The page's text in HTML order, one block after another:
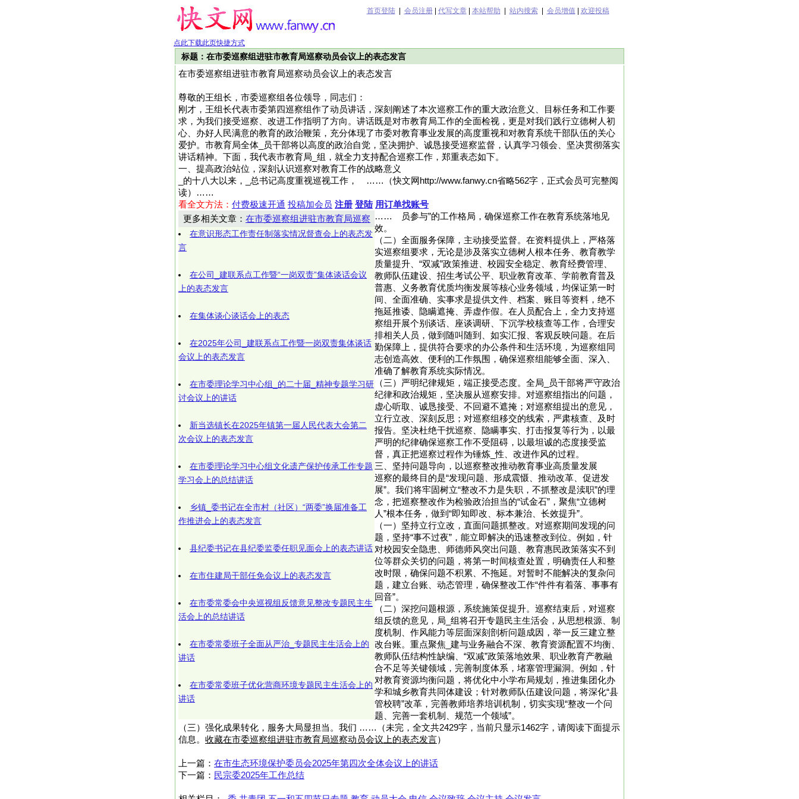
首页登陆| 会员注册| 代写文章| 本站帮助 站内搜索| 会员增值 欢迎投稿
点此下载此页快捷方式
标题：在市委巡察组进驻市教育局巡察动员会议上的表态发言
在市委巡察组进驻市教育局巡察动员会议上的表态发言
尊敬的王组长，市委巡察组各位领导，同志们：
刚才，王组长代表市委第四巡察组作了动员讲话，深刻阐述了本次巡察工作的重大政治意义、目标任务和工作要
求，为我们接受巡察、改进工作指明了方向。讲话既是对市教育局工作的全面检视，更是对我们践行立德树人初
心、办好人民满意的教育的政治鞭策，充分体现了市委对教育事业发展的高度重视和对教育系统干部队伍的关心
爱护。市教育局全体_员干部将以高度的政治自觉，坚决拥护、诚恳接受巡察监督，认真学习领会、坚决贯彻落实
讲话精神。下面，我代表市教育局_组，就全力支持配合巡察工作，郑重表态如下。
一、提高政治站位，深刻认识巡察对教育工作的战略意义
_的十八大以来，_总书记高度重视巡视工作， ……（快文网http://www.fanwy.cn省略562字，正式会员可完整阅
读）……
看全文方法： 付费极速开通 投稿加会员 注册 登陆 用订单找账号
……
更多相关文章： 在市委巡察组进驻市教育局巡察
在意识形态工作责任制落实情况督查会上的表态发
言
在公司_建联系点工作暨“一岗双责”集体谈话会议
上的表态发言
在集体谈心谈话会上的表态
在2025年公司_建联系点工作暨一岗双责集体谈话
会议上的表态发言
在市委理论学习中心组_的二十届_精神专题学习研
讨会议上的讲话
新当选镇长在2025年镇第一届人民代表大会第二
次会议上的表态发言
在市委理论学习中心组文化遗产保护传承工作专题
学习会上的总结讲话
乡镇_委书记在全市村（社区）“两委”换届准备工
作推进会上的表态发言
县纪委书记在县纪委监委任职见面会上的表态讲话
在市住建局干部任免会议上的表态发言
在市委常委会中央巡视组反馈意见整改专题民主生
活会上的总结讲话
在市委常委班子全面从严治_专题民主生活会上的
讲话
在市委常委班子优化营商环境专题民主生活会上的
讲话​
员参与”的工作格局，确保巡察工作在教育系统落地见
效。
（二）全面服务保障，主动接受监督。在资料提供上，严格落
实巡察组要求，无论是涉及落实立德树人根本任务、教育教学
质量提升、“双减”政策推进、校园安全稳定、教育经费管理、
教师队伍建设、招生考试公平、职业教育改革、学前教育普及
普惠、义务教育优质均衡发展等核心业务领域，均保证第一时
间、全面准确、实事求是提供文件、档案、账目等资料，绝不
拖延推诿、隐瞒遮掩、弄虚作假。在人员配合上，全力支持巡
察组开展个别谈话、座谈调研、下沉学校核查等工作，合理安
排相关人员，做到随叫随到、如实汇报、客观反映问题。在后
勤保障上，提供符合要求的办公条件和生活环境，为巡察组同
志创造高效、便利的工作氛围，确保巡察组能够全面、深入、
准确了解教育系统实际情况。
（三）严明纪律规矩，端正接受态度。全局_员干部将严守政治
纪律和政治规矩，坚决服从巡察安排。对巡察组指出的问题，
虚心听取、诚恳接受、不回避不遮掩；对巡察组提出的意见，
立行立改、深刻反思；对巡察组移交的线索，严肃核查、及时
报告。坚决杜绝干扰巡察、隐瞒事实、打击报复等行为，以最
严明的纪律确保巡察工作不受阻碍，以最坦诚的态度接受监
督，真正把巡察过程作为锤炼_性、改进作风的过程。
三、坚持问题导向，以巡察整改推动教育事业高质量发展
巡察的最终目的是“发现问题、形成震慑、推动改革、促进发
展”。我们将牢固树立“整改不力是失职，不抓整改是渎职”的理
念，把巡察整改作为检验政治担当的“试金石”，聚焦“立德树
人”根本任务，做到“即知即改、标本兼治、长效提升”。
（一）坚持立行立改，直面问题抓整改。对巡察期间发现的问
题，坚持“事不过夜”，能立即解决的迅速整改到位。例如，针
对校园安全隐患、师德师风突出问题、教育惠民政策落实不到
位等群众关切的问题，将第一时间核查处置，明确责任人和整
改时限，确保问题不积累、不拖延。对暂时不能解决的复杂问
题，建立台账、动态管理，确保整改工作“件件有着落、事事有
回音”。
（二）深挖问题根源，系统施策促提升。巡察结束后，对巡察
组反馈的意见，局_组将召开专题民主生活会，从思想根源、制
度机制、作风能力等层面深刻剖析问题成因，举一反三建立整
改台账。重点聚焦_建与业务融合不深、教育资源配置不均衡、
教师队伍结构性缺编、“双减”政策落地效果、职业教育产教融
合不足等关键领域，完善制度体系，堵塞管理漏洞。例如，针
对教育资源均衡问题，将优化中小学布局规划，推进集团化办
学和城乡教育共同体建设；针对教师队伍建设问题，将深化“县
管校聘”改革，完善教师培养培训机制，切实实现“整改一个问
题、完善一套机制、规范一个领域”。
（三）强化成果转化，服务大局显担当。我们 ……（未完，全文共2429字，当前只显示1462字，请阅读下面提示
信息。 收藏在市委巡察组进驻市教育局巡察动员会议上的表态发言）
上一篇： 在市生态环境保护委员会2025年第四次全体会议上的讲话
下一篇： 民宗委2025年工作总结